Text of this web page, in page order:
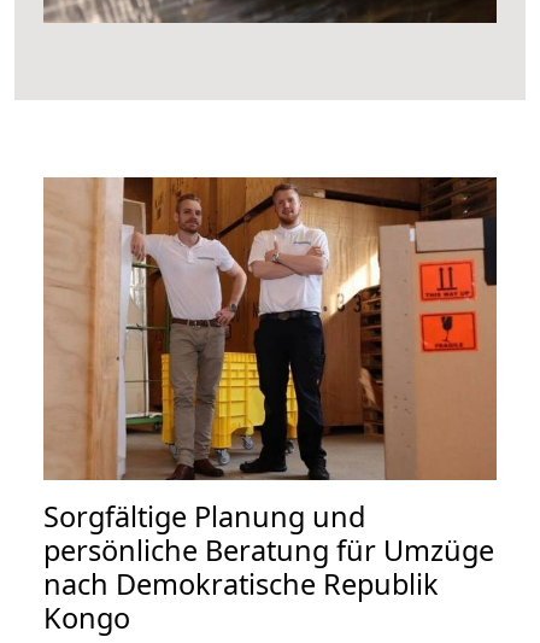
Sorgfältige Planung und
persönliche Beratung für Umzüge
nach Demokratische Republik
Kongo